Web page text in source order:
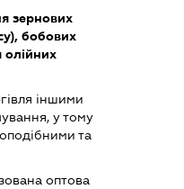
зернових
бобових
олійних
іншими
у тому
та
оптова